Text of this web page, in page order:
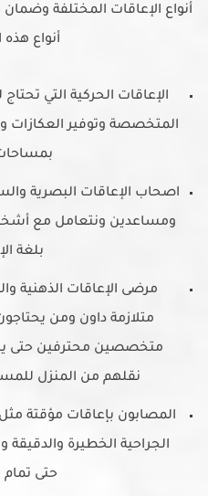
أنواع الإعاقات المختلفة وضمان
أنواع هذه
الإعاقات الحركية التي
المتخصصة وتوفير
اصحاب الإعاقات البصرية
ومساعدين ونتعامل مع
بلغة
مرضى الإعاقات الذهنية
متلازمة داون ومن
متخصصين محترفين حتى
نقلهم من المنزل
المصابون بإعاقات مؤقتة
الجراحية الخطيرة
حتى تمام